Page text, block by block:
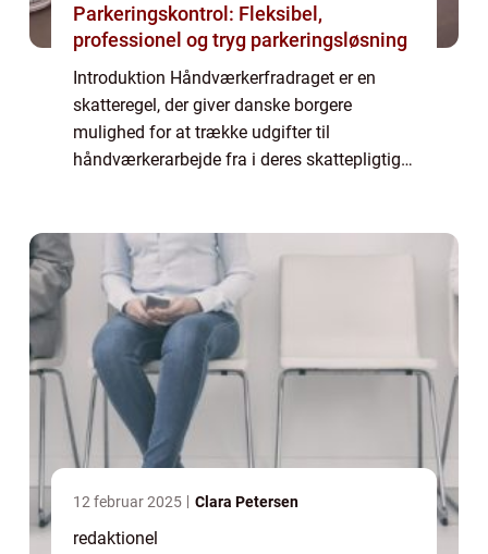
Parkeringskontrol: Fleksibel,
professionel og tryg parkeringsløsning
Introduktion Håndværkerfradraget er en
skatteregel, der giver danske borgere
mulighed for at trække udgifter til
håndværkerarbejde fra i deres skattepligtige
12 februar 2025 Clara Petersen
redaktionel